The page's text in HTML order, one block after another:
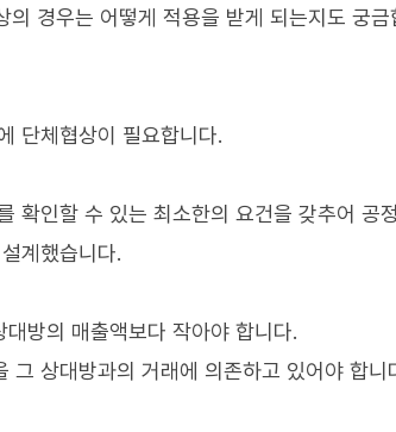
경우는 어떻게 적용을 받게 되는지도 궁금
단체협상이 필요합니다.
확인할 수 있는 최소한의 요건을 갖추어 공
계했습니다.
방의 매출액보다 작아야 합니다.
상대방과의 거래에 의존하고 있어야 합니